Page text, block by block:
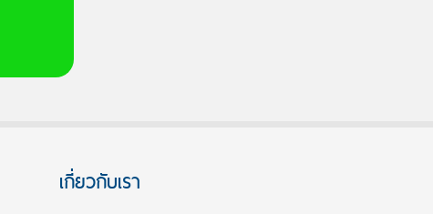
เกี่ยวกับเรา